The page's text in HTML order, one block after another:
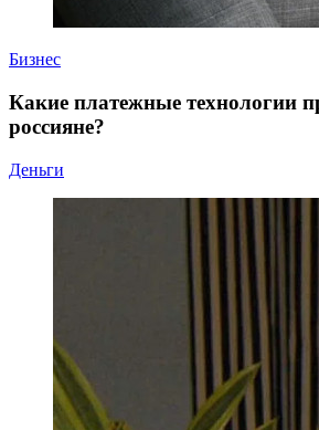
Бизнес
Какие платежные технологии
россияне?
Деньги